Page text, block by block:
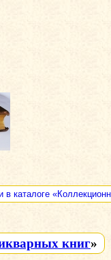
в каталоге
книг»